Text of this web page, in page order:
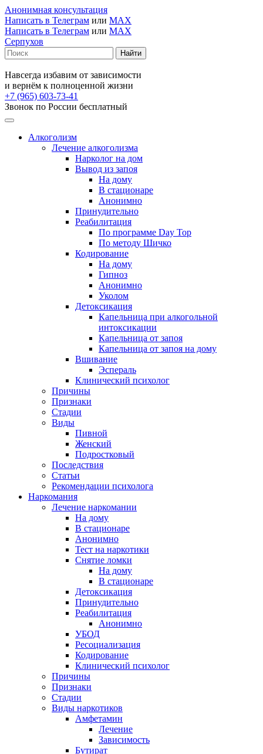
Анонимная консультация
Написать в Телеграм или MAX
Написать в Телеграм или MAX
Серпухов
Навсегда избавим от зависимости
и вернём к полноценной жизни
+7 (965) 603-73-41
Звонок по России бесплатный
Алкоголизм
Лечение алкоголизма
Нарколог на дом
Вывод из запоя
На дому
В стационаре
Анонимно
Принудительно
Реабилитация
По программе Day Top
По методу Шичко
Кодирование
На дому
Гипноз
Анонимно
Уколом
Детоксикация
Капельница при алкогольной
интоксикации
Капельница от запоя
Капельница от запоя на дому
Вшивание
Эспераль
Клинический психолог
Причины
Признаки
Стадии
Виды
Пивной
Женский
Подростковый
Последствия
Статьи
Рекомендации психолога
Наркомания
Лечение наркомании
На дому
В стационаре
Анонимно
Тест на наркотики
Снятие ломки
На дому
В стационаре
Детоксикация
Принудительно
Реабилитация
Анонимно
УБОД
Ресоциализация
Кодирование
Клинический психолог
Причины
Признаки
Стадии
Виды наркотиков
Амфетамин
Лечение
Зависимость
Бутират